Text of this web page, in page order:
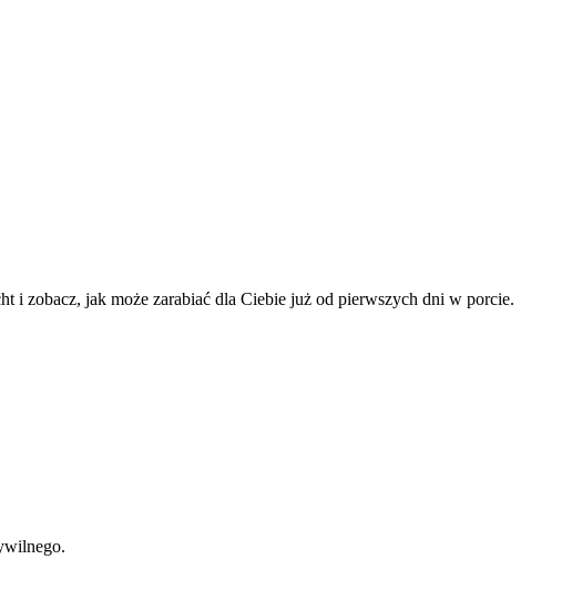
i zobacz, jak może zarabiać dla Ciebie już od pierwszych dni w porcie.